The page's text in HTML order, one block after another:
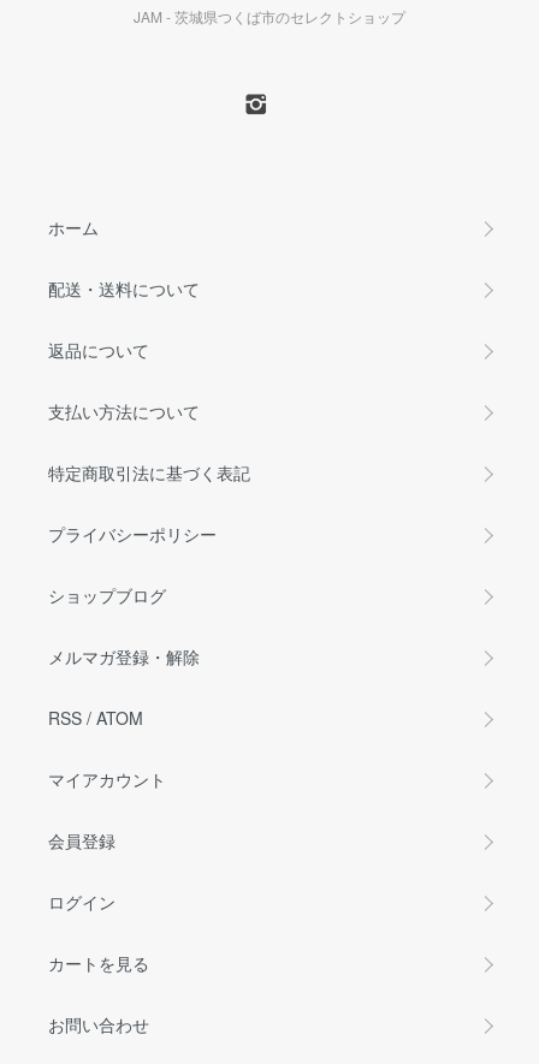
JAM - 茨城県つくば市のセレクトショップ
ホーム
配送・送料について
返品について
支払い方法について
特定商取引法に基づく表記
プライバシーポリシー
ショップブログ
メルマガ登録・解除
RSS / ATOM
マイアカウント
会員登録
ログイン
カートを見る
お問い合わせ